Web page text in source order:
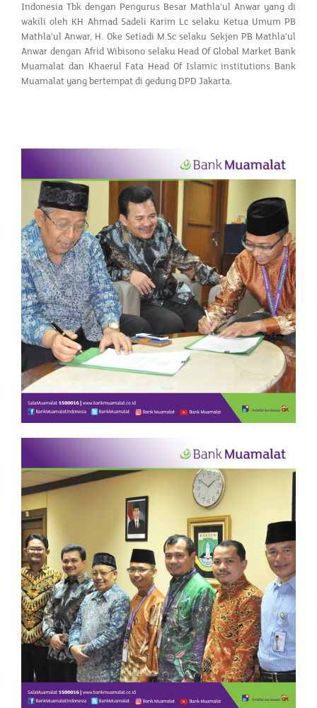
Indonesia Tbk dengan Pengurus Besar Mathla'ul Anwar yang di
wakili oleh KH Ahmad Sadeli Karim Lc selaku Ketua Umum PB
Mathla'ul Anwar, H. Oke Setiadi M.Sc selaku Sekjen PB Mathla'ul
Anwar dengan Afrid Wibisono selaku Head Of Global Market Bank
Muamalat dan Khaerul Fata Head Of Islamic institutions Bank
Muamalat yang bertempat di gedung DPD Jakarta.